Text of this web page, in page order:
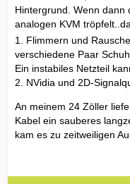
Hintergrund. Wenn dann
analogen KVM
1. Flimmern und
verschiedene Paar
Ein instabiles Netzteil
2. NVidia und 2D-
An meinem 24 Zöller
Kabel ein sauberes
kam es zu zeitweiligen